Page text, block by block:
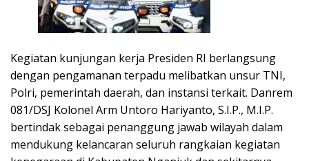
Kegiatan kunjungan kerja Presiden RI berlangsung
dengan pengamanan terpadu melibatkan unsur TNI,
Polri, pemerintah daerah, dan instansi terkait. Danrem
081/DSJ Kolonel Arm Untoro Hariyanto, S.I.P., M.I.P.
bertindak sebagai penanggung jawab wilayah dalam
mendukung kelancaran seluruh rangkaian kegiatan